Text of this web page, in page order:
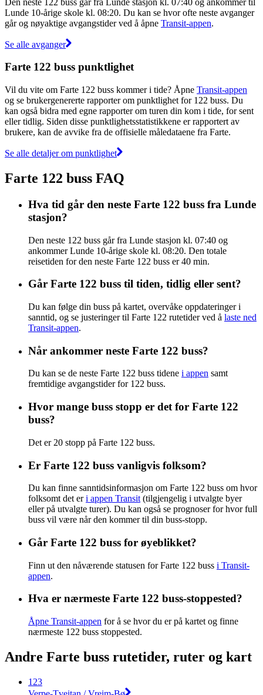
Lunde 10-årige skole kl. 08:20. Du kan se hvor ofte neste avganger
går og nøyaktige avgangstider ved å åpne Transit-appen.
Se alle avganger
Farte 122 buss punktlighet
Vil du vite om Farte 122 buss kommer i tide? Åpne Transit-appen
og se brukergenererte rapporter om punktlighet for 122 buss. Du
kan også bidra med egne rapporter om turen din kom i tide, for sent
eller tidlig. Siden disse punktlighetsstatistikkene er rapportert av
brukere, kan de avvike fra de offisielle måledataene fra Farte.
Se alle detaljer om punktlighet
Farte 122 buss FAQ
Hva tid går den neste Farte 122 buss fra Lunde
stasjon?
Den neste 122 buss går fra Lunde stasjon kl. 07:40 og
ankommer Lunde 10-årige skole kl. 08:20. Den totale
reisetiden for den neste Farte 122 buss er 40 min.
Går Farte 122 buss til tiden, tidlig eller sent?
Du kan følge din buss på kartet, overvåke oppdateringer i
sanntid, og se justeringer til Farte 122 rutetider ved å laste ned
Transit-appen.
Når ankommer neste Farte 122 buss?
Du kan se de neste Farte 122 buss tidene i appen samt
fremtidige avgangstider for 122 buss.
Hvor mange buss stopp er det for Farte 122
buss?
Det er 20 stopp på Farte 122 buss.
Er Farte 122 buss vanligvis folksom?
Du kan finne sanntidsinformasjon om Farte 122 buss om hvor
folksomt det eri appen Transit (tilgjengelig i utvalgte byer
eller på utvalgte turer). Du kan også se prognoser for hvor full
buss vil være når den kommer til din buss-stopp.
Går Farte 122 buss for øyeblikket?
Finn ut den nåværende statusen for Farte 122 buss i Transit-
appen.
Hva er nærmeste Farte 122 buss-stoppested?
Åpne Transit-appen for å se hvor du er på kartet og finne
nærmeste 122 buss stoppested.
Andre Farte buss rutetider, ruter og kart
123